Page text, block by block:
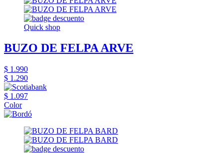
Quick shop
BUZO DE FELPA ARVE
$ 1.990
$ 1.290
$ 1.097
Color